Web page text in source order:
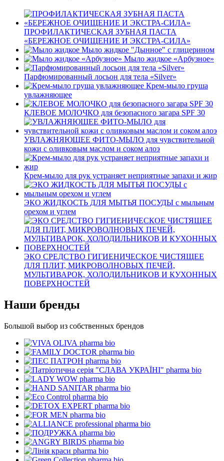
ПРОФИЛАКТИЧЕСКАЯ ЗУБНАЯ ПАСТА
«БЕРЕЖНОЕ ОЧИЩЕНИЕ И ЭКСТРА-СИЛА»
Мыло жидкое "Дынное" с глицерином
Мыло жидкое «Арбузное»
Парфюмированный лосьон для тела «Silver»
Крем-мыло груша
увлажняющее
КЛЕВОЕ МОЛОЧКО для безопасного загара SPF 30
УВЛАЖНЯЮЩЕЕ ФИТО-МЫЛО для чувствительной
кожи с оливковым маслом и соком алоэ
Крем-мыло для рук устраняет неприятные запахи и жир
ЭКО ЖИДКОСТЬ ДЛЯ МЫТЬЯ ПОСУДЫ с мыльным
орехом и углем
ЭКО СРЕДСТВО ГИГИЕНИЧЕСКОЕ ЧИСТЯЩЕЕ
ДЛЯ ПЛИТ, МИКРОВОЛНОВЫХ ПЕЧЕЙ,
МУЛЬТИВАРОК, ХОЛОДИЛЬНИКОВ И КУХОННЫХ
ПОВЕРХНОСТЕЙ
Наши бренды
Большой выбор из собственных брендов
pharma bio
pharma bio
pharma bio
pharma bio
pharma bio
pharma bio
pharma bio
pharma bio
pharma bio
pharma bio
pharma bio
pharma bio
pharma bio